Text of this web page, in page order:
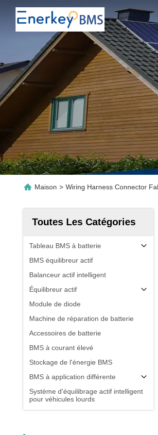
Maison > Wiring Harness Connector
Toutes Les Catégories
Tableau BMS à batterie
BMS équilibreur actif
Balanceur actif intelligent
Équilibreur actif
Module de diode
Machine de réparation de batterie
Accessoires de batterie
BMS à courant élevé
Stockage de l'énergie BMS
BMS à application différente
Système d'équilibrage actif intelligent
pour véhicules lourds